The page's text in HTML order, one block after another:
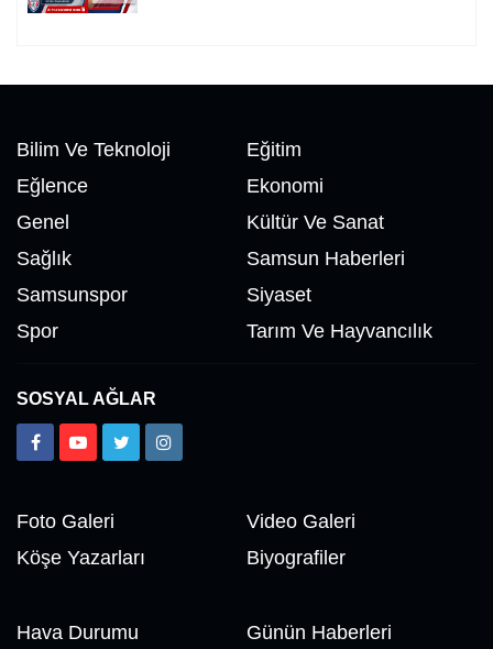
Bilim Ve Teknoloji
Eğitim
Eğlence
Ekonomi
Genel
Kültür Ve Sanat
Sağlık
Samsun Haberleri
Samsunspor
Siyaset
Spor
Tarım Ve Hayvancılık
SOSYAL AĞLAR
Foto Galeri
Video Galeri
Köşe Yazarları
Biyografiler
Hava Durumu Günün Haberleri